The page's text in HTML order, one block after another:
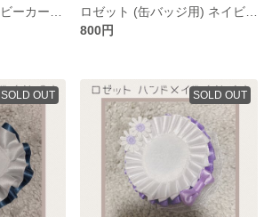
800円
SOLD OUT SOLD OUT